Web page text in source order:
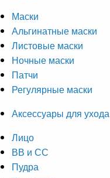
Маски
Альгинатные маски
Листовые маски
Ночные маски
Патчи
Регулярные маски
Аксессуары для ухода
Лицо
ВВ и СС
Пудра